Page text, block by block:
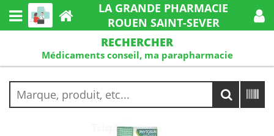
LA GRANDE PHARMACIE
ROUEN SAINT-SEVER
RECHERCHER
Médicaments conseil, ma parapharmacie